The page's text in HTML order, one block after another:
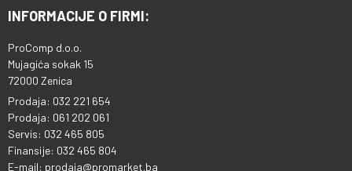
INFORMACIJE O FIRMI:
ProComp d.o.o.
Mujagića sokak 15
72000 Zenica
Prodaja: 032 221 654
Prodaja: 061 202 061
Servis: 032 465 805
Finansije: 032 465 804
E-mail: prodaja@promarket.ba